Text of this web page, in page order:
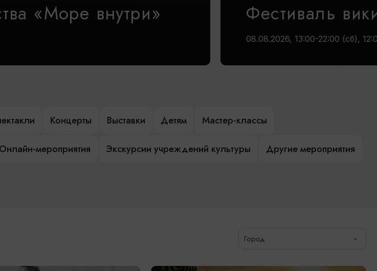
«Море внутри» Фестиваль
08.08.2026, 13:00-22:00 (сб),
Концерты Выставки Детям Мастер-классы
Онлайн-мероприятия Экскурсии учреждений культуры Другие мероприятия
Город